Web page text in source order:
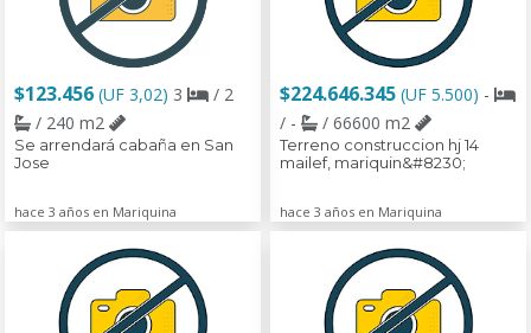
$123.456 (UF 3,02) 3
/ 2
/ 240 m2
Se arrendará cabaña en San
Jose
hace 3 años en Mariquina
$224.646.345 (UF 5.500) -
/ -
/ 66600 m2
Terreno construccion hj 14
mailef, mariquin&#8230;
hace 3 años en Mariquina